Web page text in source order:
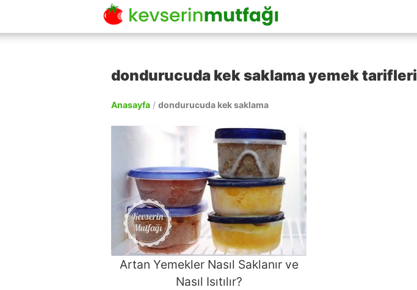
dondurucuda kek saklama yemek tarifleri
Anasayfa / dondurucuda kek saklama
Artan Yemekler Nasıl Saklanır ve
Nasıl Isıtılır?